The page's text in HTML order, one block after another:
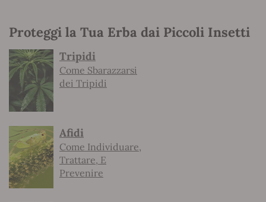
Proteggi la Tua Erba dai Piccoli Insetti
Tripidi
Come Sbarazzarsi
dei Tripidi
Afidi
Come Individuare,
Trattare, E
Prevenire